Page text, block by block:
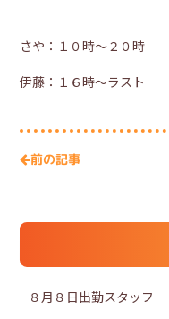
さや：１０時～２０時
伊藤：１６時～ラスト
前の記事
８月８日出勤スタッフ